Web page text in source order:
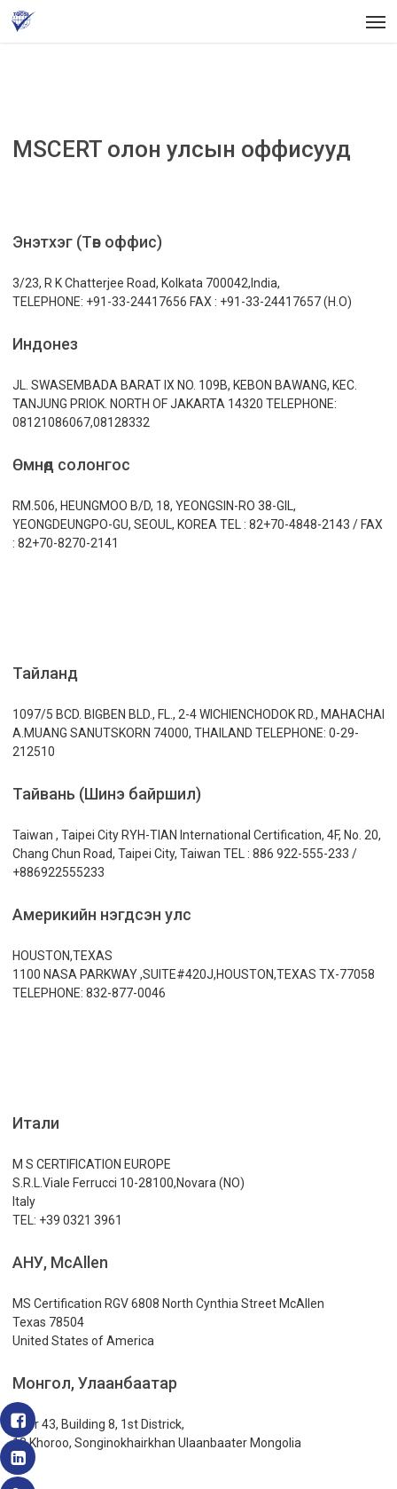
Skip
MSCERT олон улсын оффисууд
Энэтхэг (Төв оффис)
3/23, R K Chatterjee Road, Kolkata 700042,India,
TELEPHONE: +91-33-24417656 FAX : +91-33-24417657 (H.O)
Индонез
JL. SWASEMBADA BARAT IX NO. 109B, KEBON BAWANG, KEC.
TANJUNG PRIOK. NORTH OF JAKARTA 14320 TELEPHONE:
08121086067,08128332
Өмнөд солонгос
RM.506, HEUNGMOO B/D, 18, YEONGSIN-RO 38-GIL,
YEONGDEUNGPO-GU, SEOUL, KOREA TEL : 82+70-4848-2143 / FAX
: 82+70-8270-2141
Тайланд
1097/5 BCD. BIGBEN BLD., FL., 2-4 WICHIENCHODOK RD., MAHACHAI
A.MUANG SANUTSKORN 74000, THAILAND TELEPHONE: 0-29-
212510
Тайвань (Шинэ байршил)
Taiwan , Taipei City RYH-TIAN International Certification, 4F, No. 20,
Chang Chun Road, Taipei City, Taiwan TEL : 886 922-555-233 /
+886922555233
Америкийн нэгдсэн улс
HOUSTON,TEXAS
1100 NASA PARKWAY ,SUITE#420J,HOUSTON,TEXAS TX-77058
TELEPHONE: 832-877-0046
Итали
M S CERTIFICATION EUROPE
S.R.L.Viale Ferrucci 10-28100,Novara (NO)
Italy
TEL: +39 0321 3961
АНУ, McAllen
MS Certification RGV 6808 North Cynthia Street McAllen
Texas 78504
United States of America
Монгол, Улаанбаатар
Door 43, Building 8, 1st Districk,
18 Khoroo, Songinokhairkhan Ulaanbaater Mongolia